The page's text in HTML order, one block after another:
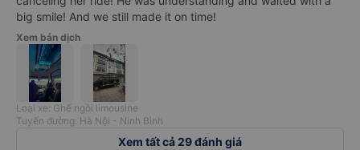
big smile! And we still made it on time!
Xem bản dịch
Loại xe: Ghế ngồi limousine
Tuyến đường: Hà Nội - Ninh Bình
Xem tất cả 29 đánh giá